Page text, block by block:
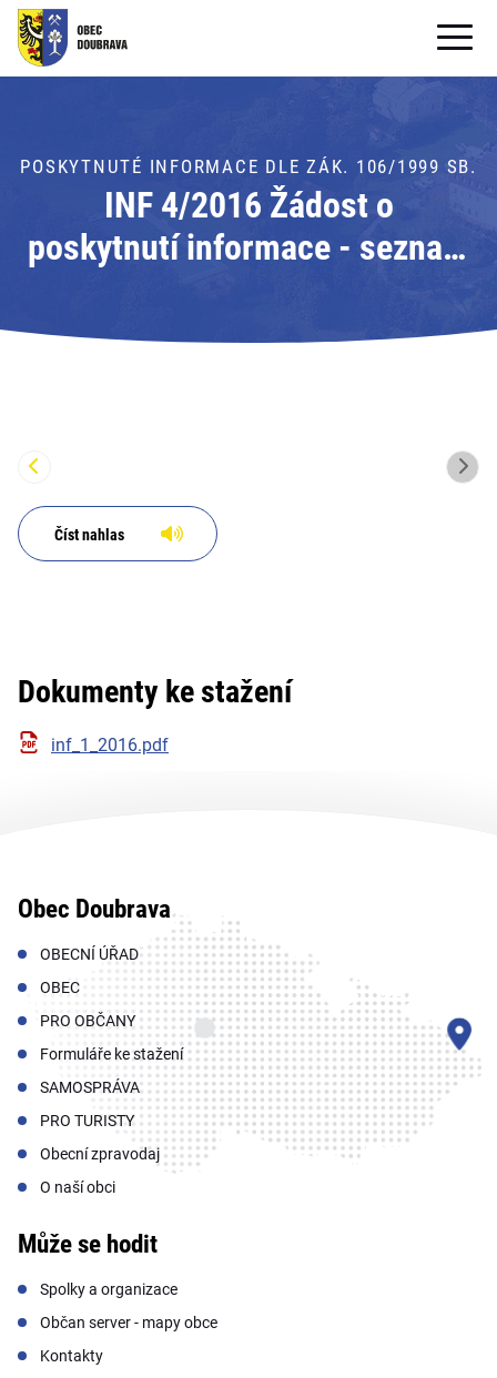
OBECNÍ ÚŘAD
PRO OBČANY
Formuláře ke stažení
PRO TURISTY
POSKYTNUTÉ INFORMACE DLE ZÁK. 106/1999 SB.
INF 4/2016 Žádost o
poskytnutí informace - seznam
zaslání kopie posledně
Číst nahlas
Dokumenty ke stažení
inf_1_2016.pdf
Obec Doubrava
OBECNÍ ÚŘAD
OBEC
PRO OBČANY
Formuláře ke stažení
SAMOSPRÁVA
PRO TURISTY
Obecní zpravodaj
O naší obci
Může se hodit
Spolky a organizace
Občan server - mapy obce
Kontakty